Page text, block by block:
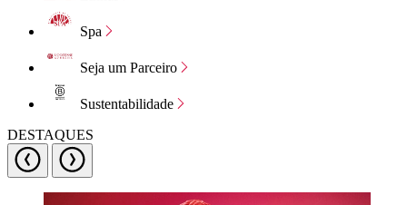
Spa
Seja um Parceiro
Sustentabilidade
DESTAQUES